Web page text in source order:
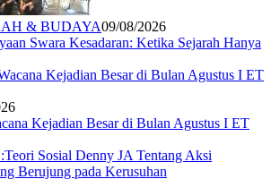
& BUDAYA09/08/2026
Swara Kesadaran: Ketika Sejarah Hanya
Kejadian Besar di Bulan Agustus I ET